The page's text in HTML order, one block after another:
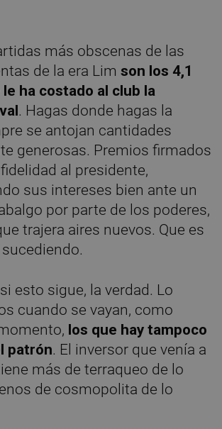
más obscenas de las
de la era Limson los 4,1
ha costado al club la
. Hagas donde hagas la
se antojan cantidades
generosas. Premios firmados
al presidente,
sus intereses bien ante un
por parte de los poderes,
trajera aires nuevos. Que es
esto sigue, la verdad. Lo
cuando se vayan, como
los que hay tampoco
patrón. El inversor que venía a
más de terraqueo de lo
de cosmopolita de lo